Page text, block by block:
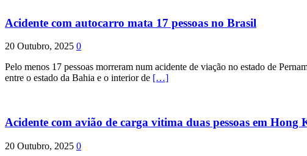
Acidente com autocarro mata 17 pessoas no Brasil
20 Outubro, 2025 0
Pelo menos 17 pessoas morreram num acidente de viação no estado de
entre o estado da Bahia e o interior de […]
Acidente com avião de carga vitima duas pessoas em Hong
20 Outubro, 2025 0